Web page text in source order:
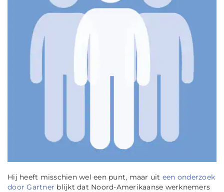
Hij heeft misschien wel een punt, maar uit een onderzoek
door Gartner blijkt dat Noord-Amerikaanse werknemers